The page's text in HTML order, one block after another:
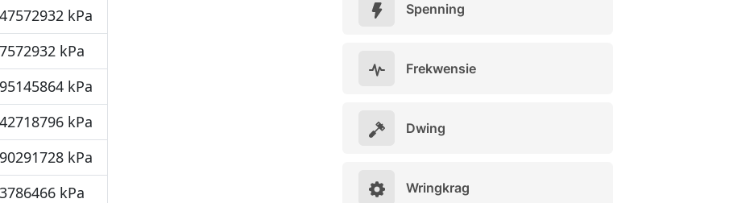
kPa
kPa
kPa
kPa
kPa
kPa
Spenning
Frekwensie
Dwing
Wringkrag